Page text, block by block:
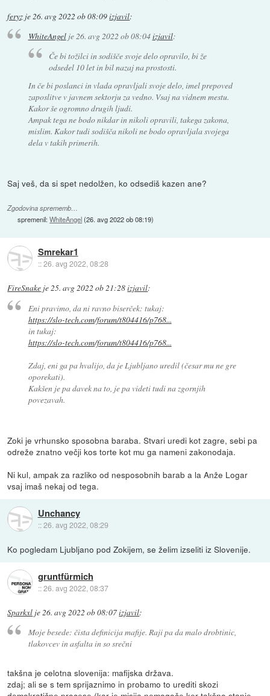
feryz je26. avg 2022 ob 08:09izjavil:
WhiteAngelje26. avg 2022 ob 08:04izjavil:
Če bi tožilci in sodišče svoje delo opravilo, bi že
odsedel 10 let in bil nazaj na prostosti.
In če bi poslanci in vlada opravljali svoje delo, imel prepoved
zaposlitve v javnem sektorju za vedno. Vsaj na vidnem mestu.
Kakor še ogromno drugih ljudi.
Ampak tega ne bodo nikdar in nikoli opravili, takega zakona,
mislim. Kakor tudi sodišča nikoli ne bodo opravljala svojega
dela v takih primerih.
Saj veš, da si spet nedolžen, ko odsediš kazen ane?
Zgodovina sprememb…
spremenil:WhiteAngel(26. avg 2022 ob 08:19)
Smrekar1
::26. avg 2022, 08:28
FireSnake je25. avg 2022 ob 21:28izjavil:
Eni pravimo, da ni ravno biserček: tukaj:
https://slo-tech.com/forum/t804416/p768...
in tukaj:
https://slo-tech.com/forum/t804416/p768...
Zdaj, eni ga pa hvalijo, da je Ljubljano uredil (česar mu ne gre
oporekati).
Kakšen je pa davek na to, je pa videti tudi na zgornjih
povezavah.
Zoki je vrhunsko sposobna baraba. Stvari uredi kot zagre, sebi pa
odreže znatno večji kos torte kot mu ga nameni zakonodaja.
Ni kul, ampak za razliko od nesposobnih barab a la Anže Logar
vsaj imaš nekaj od tega.
Unchancy
::26. avg 2022, 08:29
Ko pogledam Ljubljano pod Zokijem, se želim izseliti iz Slovenije.
gruntfürmich
::26. avg 2022, 08:37
Sparkxl je26. avg 2022 ob 08:07izjavil:
Moje besede: čista definicija mafije. Raji pa da malo drobtinic,
tlakovcev in asfalta in so srečni
takšna je celotna slovenija: mafijska država.
zdaj; ali se s tem sprijaznimo in probamo to urediti skozi